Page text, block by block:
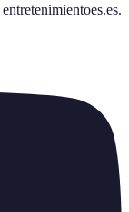
entretenimientoes.es.